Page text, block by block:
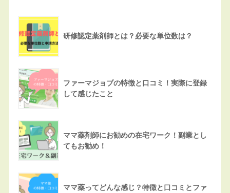
研修認定薬剤師とは？必要な単位数は？
ファーマジョブの特徴と口コミ！実際に登録
して感じたこと
ママ薬剤師にお勧めの在宅ワーク！副業とし
てもお勧め！
ママ薬ってどんな感じ？特徴と口コミとファ